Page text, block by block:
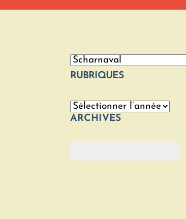
Catégories
RUBRIQUES
Archives
ARCHIVES